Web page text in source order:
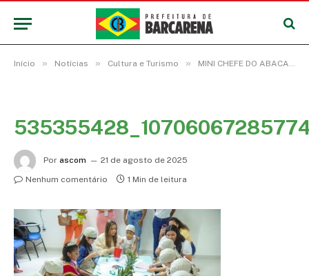
Início » Notícias » Cultura e Turismo » MINI CHEFE DO ABACAXI REÚNE CRIANÇAS EM MOMENTO DE DESCONTRAÇÃO
Por ascom
21 de agosto de 2025
Nenhum comentário
1 Min de leitura